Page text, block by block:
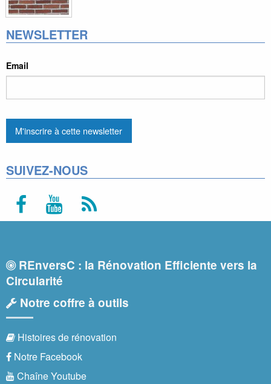
NEWSLETTER
Email
SUIVEZ-NOUS
REnversC : la Rénovation Efficiente vers la
Circularité
Notre coffre à outils
Histoires de rénovation
Notre Facebook
Chaîne Youtube